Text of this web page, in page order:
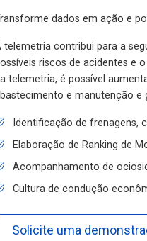
dados em ação e
telemetria contribui para a
riscos de acidentes e
telemetria, é possível
e manutenção e
Identificação de frenagens,
Elaboração de Ranking de
Acompanhamento de
Cultura de condução
Solicite uma